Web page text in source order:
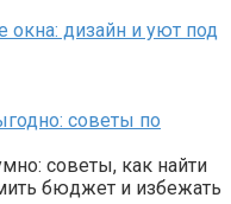
окна: дизайн и уют под
советы по
советы, как найти
бюджет и избежать